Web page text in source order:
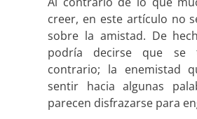
creer, en este artículo no
sobre la amistad. De
podría decirse que
contrario; la enemistad
sentir hacia algunas
parecen disfrazarse para